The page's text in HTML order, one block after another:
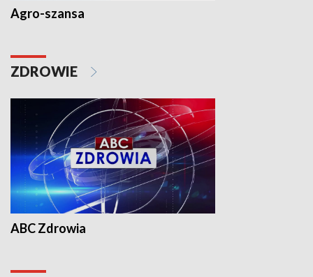
Agro-szansa
ZDROWIE
ABC Zdrowia